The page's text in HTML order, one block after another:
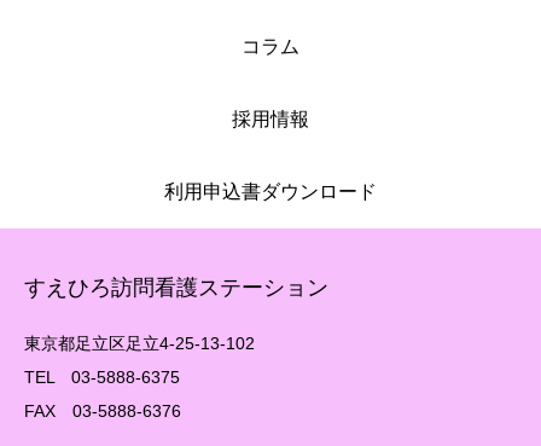
コラム
採用情報
利用申込書ダウンロード
すえひろ訪問看護ステーション
東京都足立区足立4-25-13-102
TEL 03-5888-6375
FAX 03-5888-6376